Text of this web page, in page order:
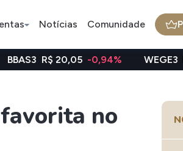
Notícias Comunidade
-0,94% WEGE3 R$ 48,12
no